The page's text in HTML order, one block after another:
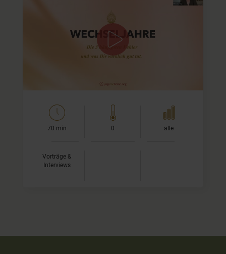
Aufzeichnung des Live-Webinars zum Thema "Die 3
vermeidest" mit Elena Lustig.
70 min 0 alle
Vorträge &
Interviews